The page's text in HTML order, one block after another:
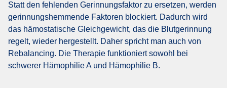
Statt den fehlenden Gerinnungsfaktor zu ersetzen, werden
gerinnungshemmende Faktoren blockiert. Dadurch wird
das hämostatische Gleichgewicht, das die Blutgerinnung
regelt, wieder hergestellt. Daher spricht man auch von
Rebalancing. Die Therapie funktioniert sowohl bei
schwerer Hämophilie A und Hämophilie B.